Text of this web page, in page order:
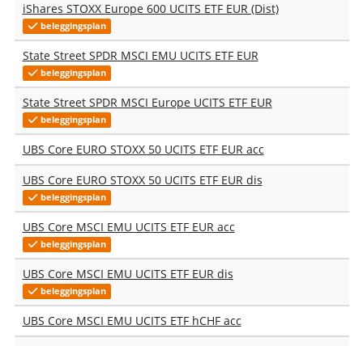
iShares STOXX Europe 600 UCITS ETF EUR (Dist)
beleggingsplan
State Street SPDR MSCI EMU UCITS ETF EUR
beleggingsplan
State Street SPDR MSCI Europe UCITS ETF EUR
beleggingsplan
UBS Core EURO STOXX 50 UCITS ETF EUR acc
UBS Core EURO STOXX 50 UCITS ETF EUR dis
beleggingsplan
UBS Core MSCI EMU UCITS ETF EUR acc
beleggingsplan
UBS Core MSCI EMU UCITS ETF EUR dis
beleggingsplan
UBS Core MSCI EMU UCITS ETF hCHF acc